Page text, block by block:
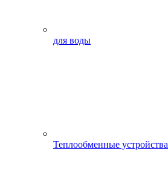
для воды
Теплообменные устройства